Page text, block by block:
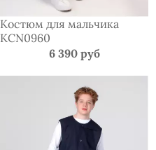
Костюм для мальчика
KCN0960
6 390 руб